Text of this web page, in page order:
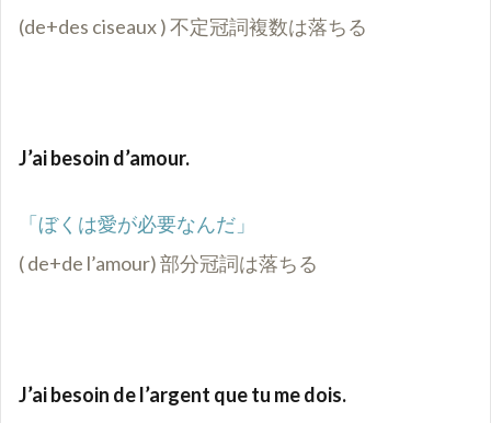
(de+des ciseaux ) 不定冠詞複数は落ちる
J’ai besoin d’amour.
「ぼくは愛が必要なんだ」
( de+de l’amour) 部分冠詞は落ちる
J’ai besoin de l’argent que tu me dois.